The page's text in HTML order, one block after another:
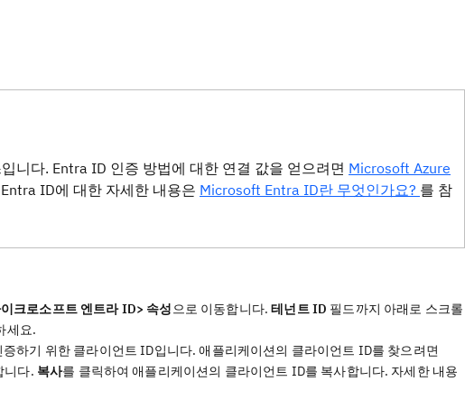
니다. Entra ID 인증 방법에 대한 연결 값을 얻으려면 Microsoft Azure
ID에 대한 자세한 내용은 Microsoft Entra ID란 무엇인가요? 를 참
크로소프트 엔트라 ID> 속성으로 이동합니다.테넌트 ID 필드까지 아래로 스크롤
세요.
하기 위한 클라이언트 ID입니다. 애플리케이션의 클라이언트 ID를 찾으려면
니다. 복사를 클릭하여 애플리케이션의 클라이언트 ID를 복사합니다. 자세한 내용